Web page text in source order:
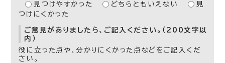
見つけやすかった
どちらともいえない
見
つけにくかった
ご意見がありましたら、ご記入ください。（200文字以
内）
役に立った点や、分かりにくかった点などをご記入くだ
さい。